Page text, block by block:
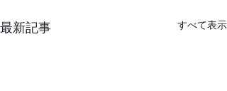
最新記事 すべて表示